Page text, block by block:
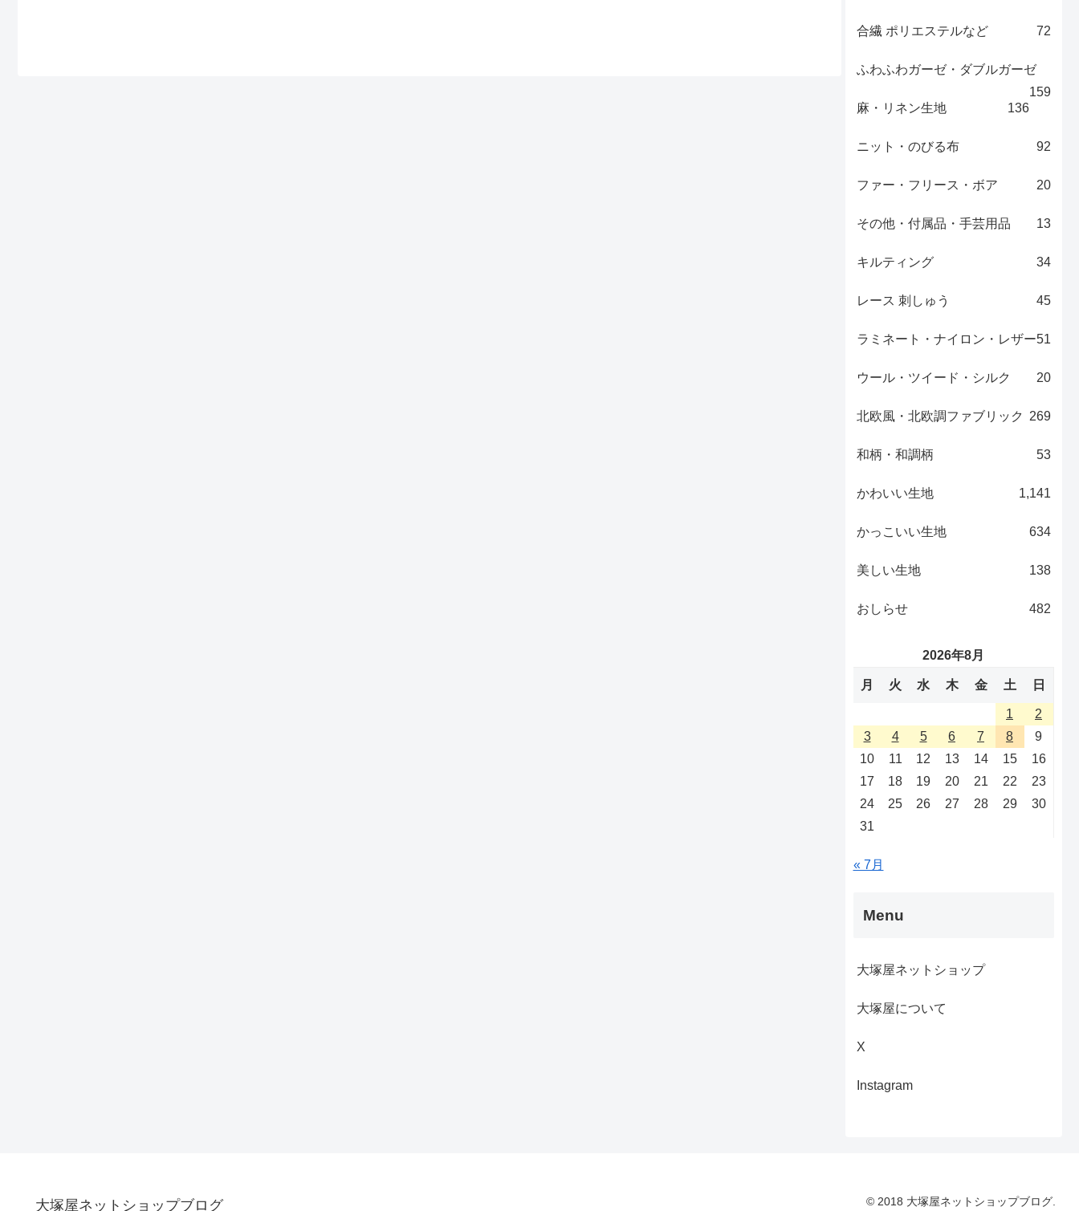
合繊 ポリエステルなど 72
ふわふわガーゼ・ダブルガーゼ
159
麻・リネン生地
136
ニット・のびる布 92
ファー・フリース・ボア 20
その他・付属品・手芸用品 13
キルティング 34
レース 刺しゅう 45
ラミネート・ナイロン・レザー51
ウール・ツイード・シルク 20
北欧風・北欧調ファブリック 269
和柄・和調柄 53
かわいい生地 1,141
かっこいい生地 634
美しい生地 138
おしらせ 482
2026年8月
月 火 水 木 金 土 日
1
2
3
4 5 6 7 8
9
10
11 12 13 14 15
16
17
18 19 20 21 22
23
24
25 26 27 28 29
30
31
« 7月
Menu
大塚屋ネットショップ
大塚屋について
X
Instagram
大塚屋ネットショップブログ © 2018 大塚屋ネットショップブログ.